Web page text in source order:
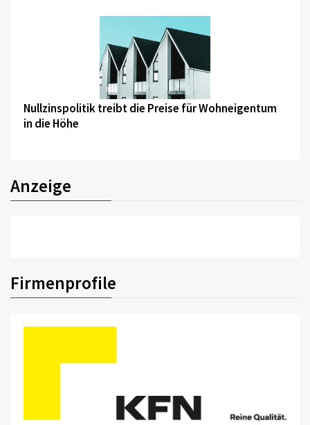
©
Nullzinspolitik treibt die Preise für Wohneigentum
in die Höhe
Anzeige
Firmenprofile